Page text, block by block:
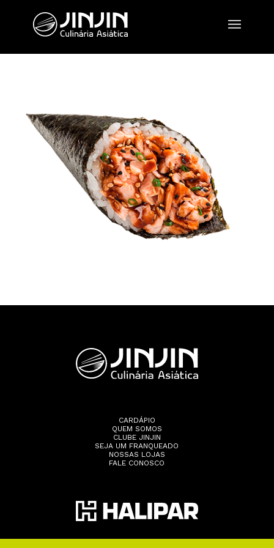
CARDÁPIO
QUEM SOMOS
CLUBE JINJIN
SEJA UM FRANQUEADO
NOSSAS LOJAS
FALE CONOSCO